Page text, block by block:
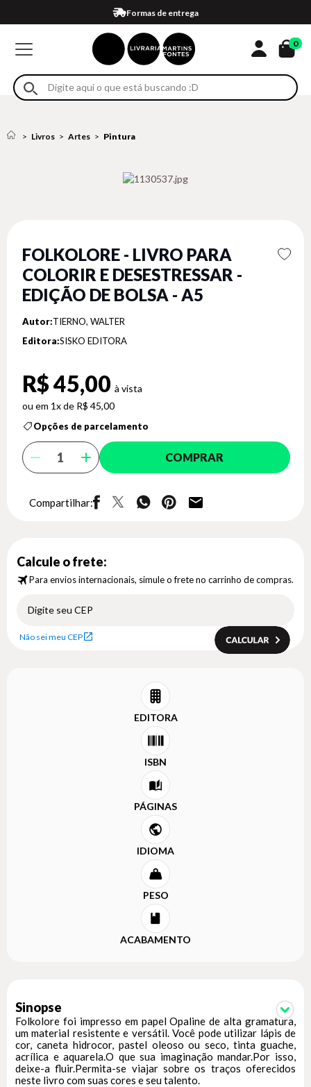
Formas de entrega
Compra 100% segura
Em até 4x sem juros no cartão*
Retire na loja
Eventos
0
Livros Artes Pintura
FOLKOLORE - LIVRO PARA
COLORIR E DESESTRESSAR -
EDIÇÃO DE BOLSA - A5
Autor:TIERNO, WALTER
Editora:SISKO EDITORA
R$ 45,00
1x de R$ 45,00
Opções de parcelamento
COMPRAR
Compartilhar:
Calcule o frete:
Para envios internacionais, simule o frete no carrinho de compras.
Não sei meu CEP
EDITORA
ISBN
PÁGINAS
IDIOMA
PESO
ACABAMENTO
Sinopse
Folkolore foi impresso em papel Opaline de alta gramatura,
um material resistente e versátil. Você pode utilizar lápis de
cor, caneta hidrocor, pastel oleoso ou seco, tinta guache,
acrílica e aquarela.O que sua imaginação mandar.Por isso,
deixe-a fluir.Permita-se viajar sobre os traços oferecidos
neste livro com suas cores e seu talento.